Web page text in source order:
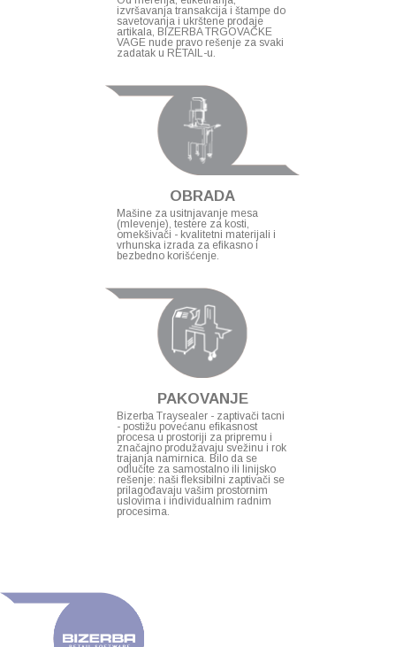
izvršavanja transakcija i štampe do
savetovanja i ukrštene prodaje
artikala, BIZERBA TRGOVAČKE
VAGE nude pravo rešenje za svaki
zadatak u RETAIL-u.
OBRADA
Mašine za usitnjavanje mesa
(mlevenje), testere za kosti,
omekšivači - kvalitetni materijali i
vrhunska izrada za efikasno i
bezbedno korišćenje.
PAKOVANJE
Bizerba Traysealer - zaptivači tacni
- postižu povećanu efikasnost
procesa u prostoriji za pripremu i
značajno produžavaju svežinu i rok
trajanja namirnica. Bilo da se
odlučite za samostalno ili linijsko
rešenje: naši fleksibilni zaptivači se
prilagođavaju vašim prostornim
uslovima i individualnim radnim
procesima.